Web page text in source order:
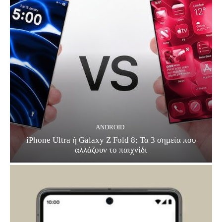
ANDROID
iPhone Ultra ή Galaxy Z Fold 8; Τα 3 σημεία που
αλλάζουν το παιχνίδι